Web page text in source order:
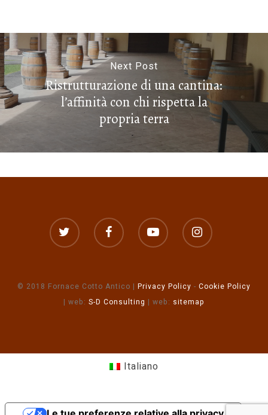
Next Post
Ristrutturazione di una cantina:
l’affinità con chi rispetta la
propria terra
© 2018 Fornace Cotto Antico | Privacy Policy - Cookie Policy
| web: S-D Consulting | web: sitemap
Italiano